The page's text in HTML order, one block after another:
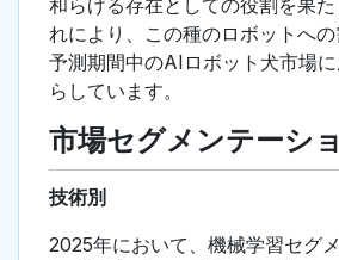
和らげる存在としての役割を果
れにより、この種のロボットへの
予測期間中のAIロボット犬市場
らしています。
市場セグメンテーシ
技術別
2025年において、機械学習セグ